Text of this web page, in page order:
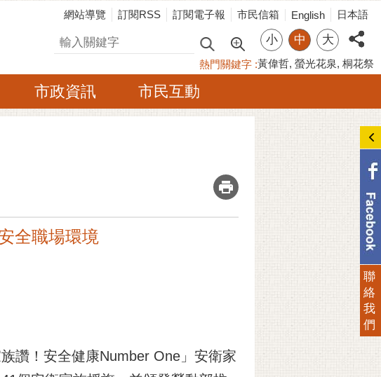
網站導覽 訂閱RSS 訂閱電子報 市民信箱 English 日本語
搜尋 小 中 大
熱門關鍵字 黃偉哲 螢光花泉 桐花祭
市政資訊 市民互動
_
全職場環境
讚！安全健康Number One」安衛家
聯
絡
我
們